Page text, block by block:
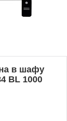
в шафу
BL 1000